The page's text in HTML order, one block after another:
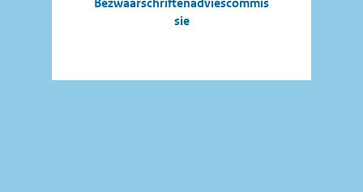
Bezwaarschriftenadviescommis
sie